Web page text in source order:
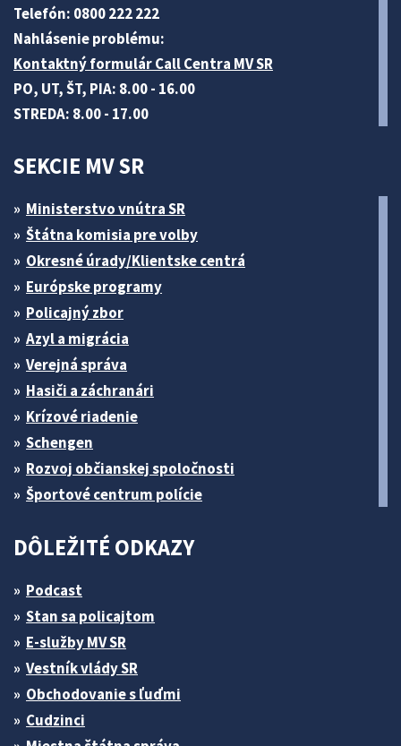
Telefón: 0800 222 222
Nahlásenie problému:
Kontaktný formulár Call Centra MV SR
PO, UT, ŠT, PIA: 8.00 - 16.00
STREDA: 8.00 - 17.00
SEKCIE MV SR
Ministerstvo vnútra SR
Štátna komisia pre volby
Okresné úrady/Klientske centrá
Európske programy
Policajný zbor
Azyl a migrácia
Verejná správa
Hasiči a záchranári
Krízové riadenie
Schengen
Rozvoj občianskej spoločnosti
Športové centrum polície
DÔLEŽITÉ ODKAZY
Podcast
Stan sa policajtom
E-služby MV SR
Vestník vlády SR
Obchodovanie s ľuďmi
Cudzinci